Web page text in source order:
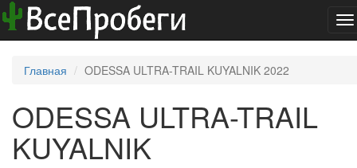
Главная ODESSA ULTRA-TRAIL KUYALNIK 2022
ODESSA ULTRA-TRAIL
KUYALNIK